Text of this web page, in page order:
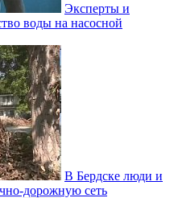
Эксперты и
воды на насосной
В Бердске люди и
сеть